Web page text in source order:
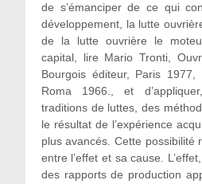
de s’émanciper de ce qui
développement, la lutte
de la lutte ouvrière le
capital, lire Mario Tronti,
Bourgois éditeur, Paris 1977,
Roma 1966., et
traditions de luttes, des
le résultat de l’expérience
plus avancés. Cette possibilité
entre l’effet et sa cause.
des rapports de production